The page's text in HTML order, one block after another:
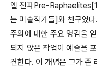
엘 전파Pre-
는 미술작가들]와 친구였다.
주의에 대한 주요 영감을
되지 않은 작업이 예술을
견한다. 이 개념은 그가 존